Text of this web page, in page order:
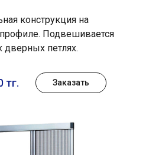
конструкция на
Подвешивается
дверных петлях.
тг. Заказать